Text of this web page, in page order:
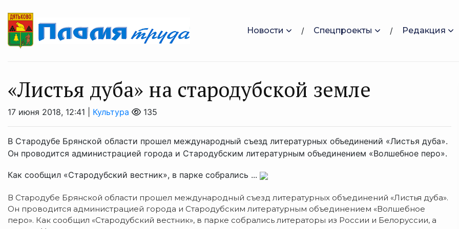
Новости Спецпроекты Редакция
«Листья дуба» на стародубской земле
17 июня 2018, 12:41 | Культура 135
В Стародубе Брянской области прошел международный съезд литературных объединений «Листья дуба».
Он проводится администрацией города и Стародубским литературным объединением «Волшебное перо».
Как сообщил «Стародубский вестник», в парке собрались ...
В Стародубе Брянской области прошел международный съезд литературных объединений «Листья дуба».
Он проводится администрацией города и Стародубским литературным объединением «Волшебное
перо». Как сообщил «Стародубский вестник», в парке собрались литераторы из России и Белоруссии, а